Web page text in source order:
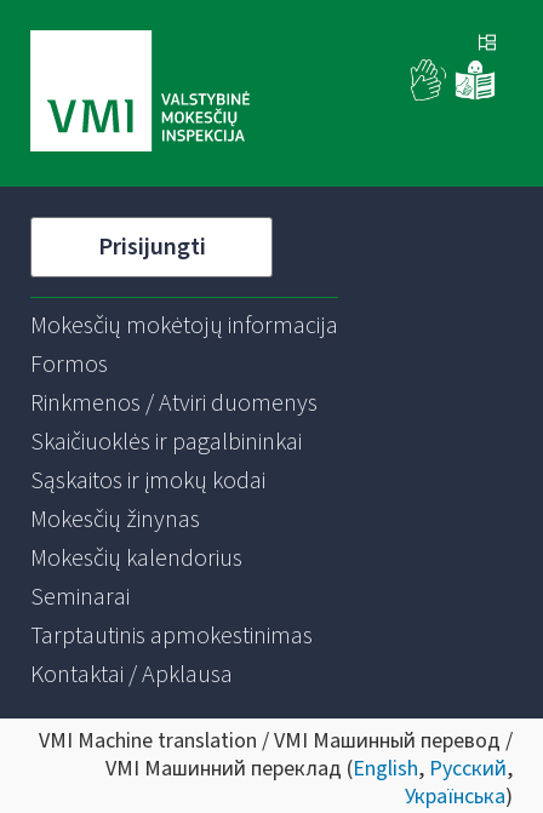
Prisijungti
Mokesčių mokėtojų informacija
Formos
Rinkmenos / Atviri duomenys
Skaičiuoklės ir pagalbininkai
Sąskaitos ir įmokų kodai
Mokesčių žinynas
Mokesčių kalendorius
Seminarai
Tarptautinis apmokestinimas
Kontaktai / Apklausa
VMI Machine translation / VMI Машинный перевод /
VMI Машинний переклад (English, Русский,
Українська)